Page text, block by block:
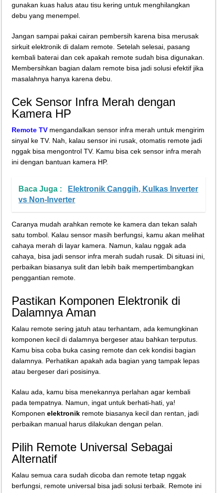
gunakan kuas halus atau tisu kering untuk menghilangkan
debu yang menempel.
Jangan sampai pakai cairan pembersih karena bisa merusak
sirkuit elektronik di dalam remote. Setelah selesai, pasang
kembali baterai dan cek apakah remote sudah bisa digunakan.
Membersihkan bagian dalam remote bisa jadi solusi efektif jika
masalahnya hanya karena debu.
Cek Sensor Infra Merah dengan
Kamera HP
Remote TV mengandalkan sensor infra merah untuk mengirim
sinyal ke TV. Nah, kalau sensor ini rusak, otomatis remote jadi
nggak bisa mengontrol TV. Kamu bisa cek sensor infra merah
ini dengan bantuan kamera HP.
Baca Juga :
Elektronik Canggih, Kulkas Inverter
vs Non-Inverter
Caranya mudah arahkan remote ke kamera dan tekan salah
satu tombol. Kalau sensor masih berfungsi, kamu akan melihat
cahaya merah di layar kamera. Namun, kalau nggak ada
cahaya, bisa jadi sensor infra merah sudah rusak. Di situasi ini,
perbaikan biasanya sulit dan lebih baik mempertimbangkan
penggantian remote.
Pastikan Komponen Elektronik di
Dalamnya Aman
Kalau remote sering jatuh atau terhantam, ada kemungkinan
komponen kecil di dalamnya bergeser atau bahkan terputus.
Kamu bisa coba buka casing remote dan cek kondisi bagian
dalamnya. Perhatikan apakah ada bagian yang tampak lepas
atau bergeser dari posisinya.
Kalau ada, kamu bisa menekannya perlahan agar kembali
pada tempatnya. Namun, ingat untuk berhati-hati, ya!
Komponenelektronik remote biasanya kecil dan rentan, jadi
perbaikan manual harus dilakukan dengan pelan.
Pilih Remote Universal Sebagai
Alternatif
Kalau semua cara sudah dicoba dan remote tetap nggak
berfungsi, remote universal bisa jadi solusi terbaik. Remote ini